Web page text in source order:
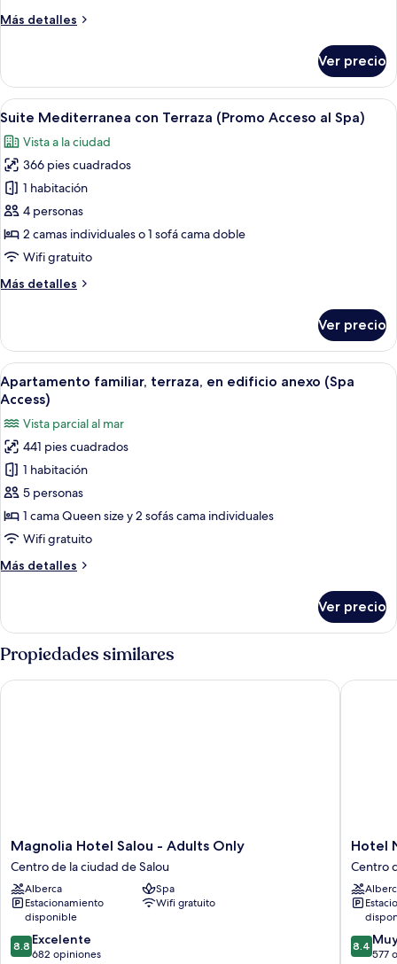
Mediterranea
Vista
a
la
Piscina
(Acceso
al
Spa)
Más detalles
Más
Suite
Mediterranea
con
Vista
a
la
Piscina
(Acceso
al
Spa)
Ver precio
Abrir
todas
las
fotos
de
Suite
Mediterranea
con
Terraza
(Promo
Spa)
Un dormitorio moderno con cama,
11
Suite Mediterranea con Terraza (Promo Acceso al Spa)
Vista a la ciudad
366 pies cuadrados
1 habitación
4 personas
2 camas individuales o 1 sofá cama doble
Wifi gratuito
Más detalles
Más
Mediterranea
con
Terraza
(Promo
al
Spa)
Ver precio
Abrir
todas
fotos
de
Apartamento
familiar,
terraza,
en
anexo
Un balcón con mesa y sillas, con
8
Apartamento familiar, terraza, en edificio anexo (Spa
Access)
Vista parcial al mar
441 pies cuadrados
1 habitación
5 personas
1 cama Queen size y 2 sofás cama individuales
Wifi gratuito
Más detalles
Más
familiar,
terraza,
en
edificio
anexo
Ver precio
Propiedades similares
Magnolia
Hotel
Salou
-
Adults
Only
Centro
de
Magnolia Hotel Salou - Adults Only
Centro de la ciudad de Salou
Alberca
Spa
Estacionamiento
disponible
Wifi gratuito
8.8
de
8.8 Excelente
682 opiniones
Magnolia Hotel Salou - Adults Only
Hotel
Num
Centro
de
la
ciudad
de
Salou
Hotel
Centro
8.4
de
8.4
577
Hotel